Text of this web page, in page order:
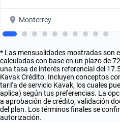
Monterrey
* Las mensualidades mostradas son
calculadas con base en un plazo de
una tasa de interés referencial del
Kavak Crédito. Incluyen conceptos
tarifa de servicio Kavak, los cuales
aplica) según tus preferencias. La
a aprobación de crédito, validación
del plan. Los términos finales se
autorización.